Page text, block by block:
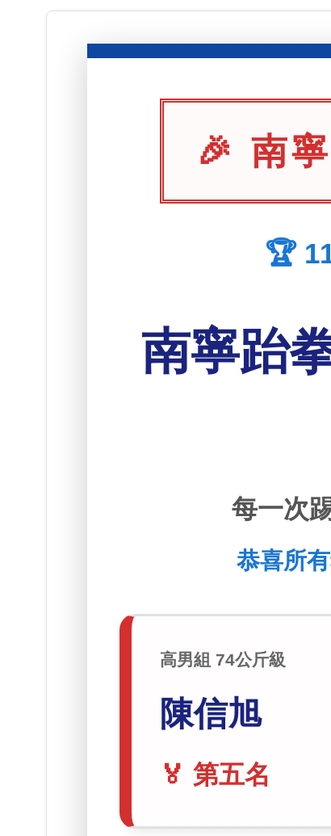
🎉 南
🏆
南寧跆
每一次
恭喜所
高男組 74公斤級
陳信旭
🏅 第五名